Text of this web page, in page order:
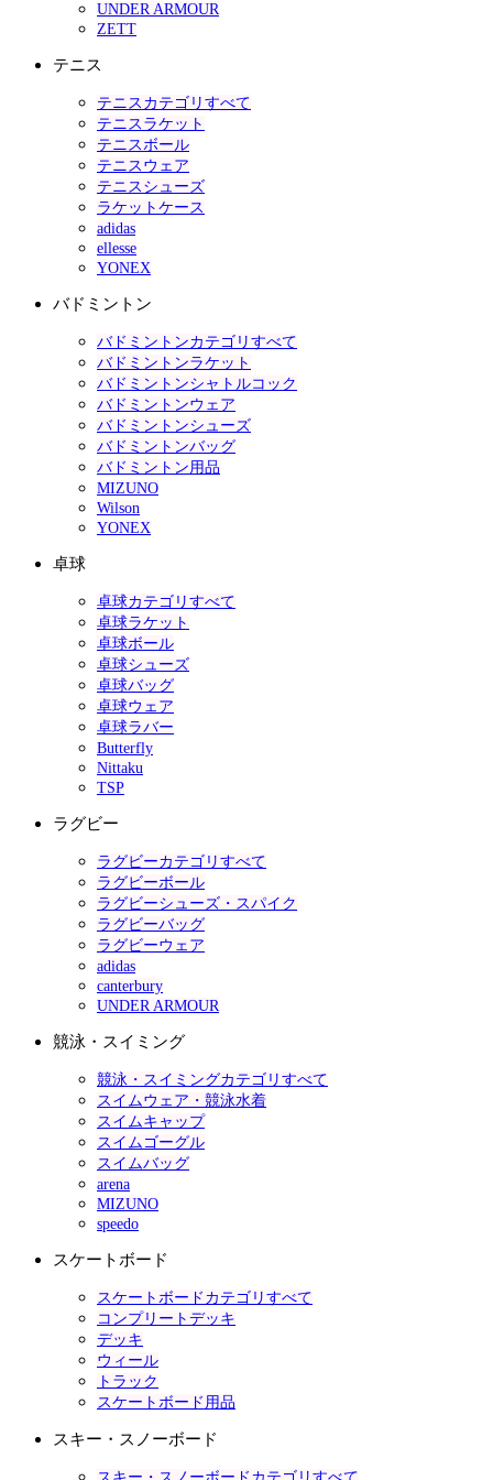
UNDER ARMOUR
ZETT
テニス
テニスカテゴリすべて
テニスラケット
テニスボール
テニスウェア
テニスシューズ
ラケットケース
adidas
ellesse
YONEX
バドミントン
バドミントンカテゴリすべて
バドミントンラケット
バドミントンシャトルコック
バドミントンウェア
バドミントンシューズ
バドミントンバッグ
バドミントン用品
MIZUNO
Wilson
YONEX
卓球
卓球カテゴリすべて
卓球ラケット
卓球ボール
卓球シューズ
卓球バッグ
卓球ウェア
卓球ラバー
Butterfly
Nittaku
TSP
ラグビー
ラグビーカテゴリすべて
ラグビーボール
ラグビーシューズ・スパイク
ラグビーバッグ
ラグビーウェア
adidas
canterbury
UNDER ARMOUR
競泳・スイミング
競泳・スイミングカテゴリすべて
スイムウェア・競泳水着
スイムキャップ
スイムゴーグル
スイムバッグ
arena
MIZUNO
speedo
スケートボード
スケートボードカテゴリすべて
コンプリートデッキ
デッキ
ウィール
トラック
スケートボード用品
スキー・スノーボード